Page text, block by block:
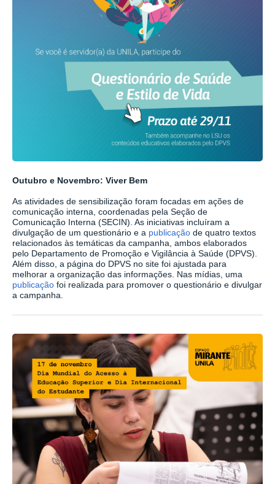
Outubro e Novembro: Viver Bem
As atividades de sensibilização foram focadas em ações de
comunicação interna, coordenadas pela Seção de
Comunicação Interna (SECIN). As iniciativas incluíram a
divulgação de um questionário e a publicação de quatro textos
relacionados às temáticas da campanha, ambos elaborados
pelo Departamento de Promoção e Vigilância à Saúde (DPVS).
Além disso, a página do DPVS no site foi ajustada para
melhorar a organização das informações. Nas mídias, uma
publicação foi realizada para promover o questionário e divulgar
a campanha.